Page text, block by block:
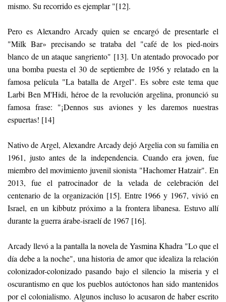
mismo. Su recorrido es ejemplar "[12].
Pero es Alexandro Arcady quien se encargó de presentarle el
"Milk Bar» precisando se trataba del "café de los pied-noirs
blanco de un ataque sangriento" [13]. Un atentado provocado por
una bomba puesta el 30 de septiembre de 1956 y relatado en la
famosa película "La batalla de Argel". Es sobre este tema que
Larbi Ben M'Hidi, héroe de la revolución argelina, pronunció su
famosa frase: "¡Dennos sus aviones y les daremos nuestras
espuertas! [14]
Nativo de Argel, Alexandre Arcady dejó Argelia con su familia en
1961, justo antes de la independencia. Cuando era joven, fue
miembro del movimiento juvenil sionista "Hachomer Hatzair". En
2013, fue el patrocinador de la velada de celebración del
centenario de la organización [15]. Entre 1966 y 1967, vivió en
Israel, en un kibbutz próximo a la frontera libanesa. Estuvo allí
durante la guerra árabe-israelí de 1967 [16].
Arcady llevó a la pantalla la novela de Yasmina Khadra "Lo que el
día debe a la noche", una historia de amor que idealiza la relación
colonizador-colonizado pasando bajo el silencio la miseria y el
oscurantismo en que los pueblos autóctonos han sido mantenidos
por el colonialismo. Algunos incluso lo acusaron de haber escrito